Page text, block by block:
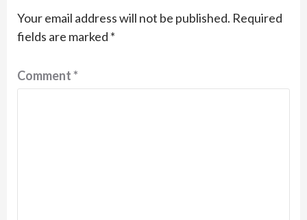
Your email address will not be published. Required
fields are marked *
Comment*